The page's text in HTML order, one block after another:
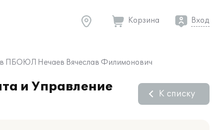
Корзина Вход
в ПБОЮЛ Нечаев Вячеслав Филимонович
и Управление
К списку